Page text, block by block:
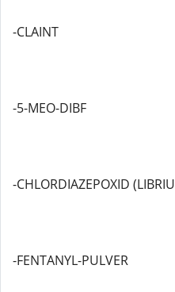
-CLAINT
-5-MEO-DIBF
-CHLORDIAZEPOXID
-FENTANYL-PULVER